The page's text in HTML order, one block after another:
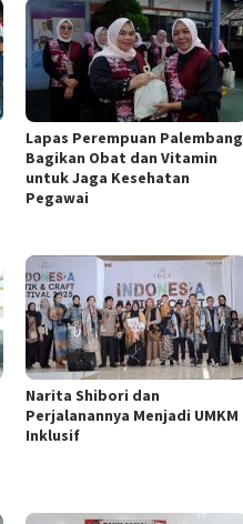
Lapas Perempuan Palembang
Bagikan Obat dan Vitamin
untuk Jaga Kesehatan
Pegawai
Narita Shibori dan
Perjalanannya Menjadi UMKM
Inklusif